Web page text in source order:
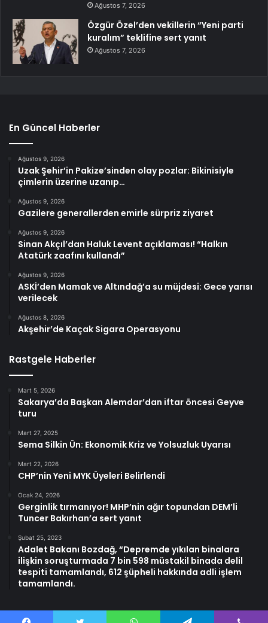
Ağustos 7, 2026
Özgür Özel’den vekillerin “Yeni parti
kuralım” teklifine sert yanıt
Ağustos 7, 2026
En Güncel Haberler
Ağustos 9, 2026
Uzak Şehir’in Pakize’sinden olay pozlar: Bikinisiyle
çimlerin üzerine uzanıp…
Ağustos 9, 2026
Gazilere generallerden emirle sürpriz ziyaret
Ağustos 9, 2026
Sinan Akçıl’dan Haluk Levent açıklaması! “Halkın
Atatürk zaafını kullandı”
Ağustos 9, 2026
ASKİ’den Mamak ve Altındağ’a su müjdesi: Gece yarısı
verilecek
Ağustos 8, 2026
Akşehir’de Kaçak Sigara Operasyonu
Rastgele Haberler
Mart 5, 2026
Sakarya’da Başkan Alemdar’dan iftar öncesi Geyve
turu
Mart 27, 2025
Sema Silkin Ün: Ekonomik Kriz ve Yolsuzluk Uyarısı
Mart 22, 2026
CHP’nin Yeni MYK Üyeleri Belirlendi
Ocak 24, 2026
Gerginlik tırmanıyor! MHP’nin ağır topundan DEM’li
Tuncer Bakırhan’a sert yanıt
Şubat 25, 2023
Adalet Bakanı Bozdağ, “Depremde yıkılan binalara
ilişkin soruşturmada 7 bin 598 müstakil binada delil
tespiti tamamlandı, 612 şüpheli hakkında adli işlem
tamamlandı.